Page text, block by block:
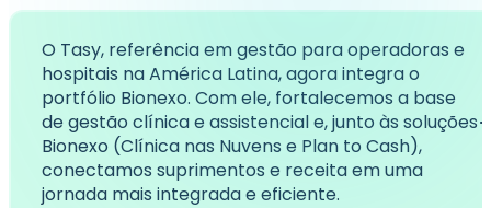
O Tasy, referência em gestão para operadoras e
hospitais na América Latina, agora integra o
portfólio Bionexo. Com ele, fortalecemos a base
de gestão clínica e assistencial e, junto às soluções
Bionexo (Clínica nas Nuvens e Plan to Cash),
conectamos suprimentos e receita em uma
jornada mais integrada e eficiente.